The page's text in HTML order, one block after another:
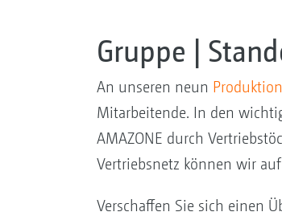
Gruppe |
An unseren neun
Mitarbeitende. In den
AMAZONE durch
Vertriebsnetz können wir
Verschaffen Sie sich einen